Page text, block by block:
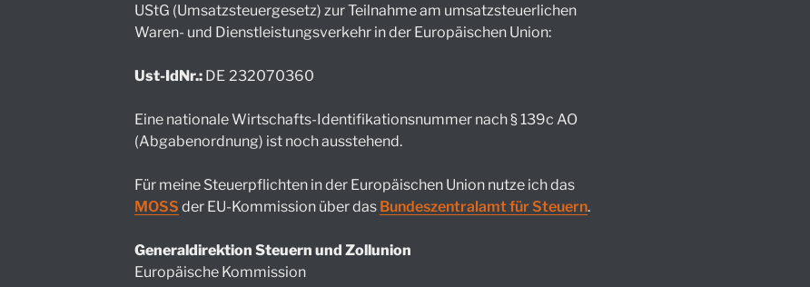
UStG (Umsatzsteuergesetz) zur Teilnahme am umsatzsteuerlichen
Waren- und Dienstleistungsverkehr in der Europäischen Union:
Ust-IdNr.:DE 232070360
Eine nationale Wirtschafts-Identifikationsnummer nach § 139c AO
(Abgabenordnung) ist noch ausstehend.
Für meine Steuerpflichten in der Europäischen Union nutze ich das
MOSS der EU-Kommission über das Bundeszentralamt für Steuern.
Generaldirektion Steuern und Zollunion
Europäische Kommission